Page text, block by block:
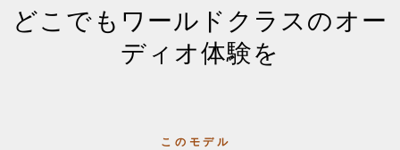
どこでもワールドクラスのオー
ディオ体験を
このモデル